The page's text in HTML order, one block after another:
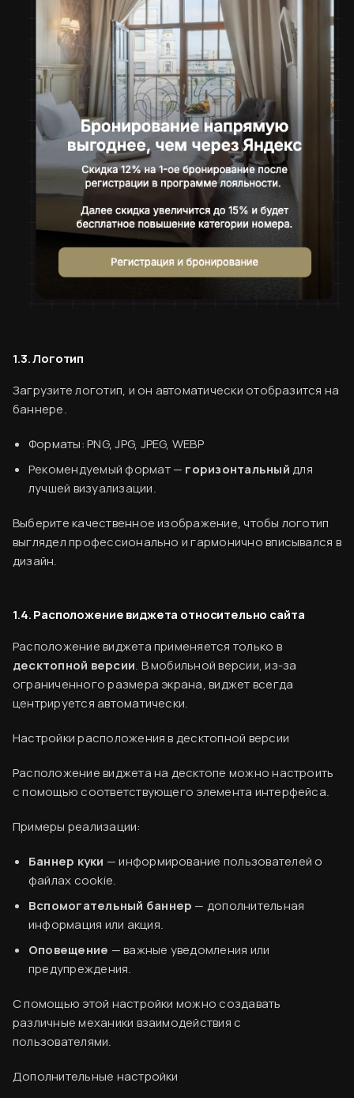
Вводная информация
База знаний
Создание аккаунта
Код виджета
1.3. Логотип
Загрузите логотип, и он автоматически отобразится на
баннере.
Форматы: PNG, JPG, JPEG, WEBP
Рекомендуемый формат — горизонтальныйдля
лучшей визуализации.
Выберите качественное изображение, чтобы логотип
выглядел профессионально и гармонично вписывался в
дизайн.
1.4. Расположение виджета относительно сайта
Расположение виджета применяется только в
десктопной версии. В мобильной версии, из-за
ограниченного размера экрана, виджет всегда
центрируется автоматически.
Настройки расположения в десктопной версии
Расположение виджета на десктопе можно настроить
с помощью соответствующего элемента интерфейса.
Примеры реализации:
Баннер куки — информирование пользователей о
файлах cookie.
Вспомогательный баннер — дополнительная
информация или акция.
Оповещение — важные уведомления или
предупреждения.
С помощью этой настройки можно создавать
различные механики взаимодействия с
пользователями.
Дополнительные настройки
Финальный ужин Два шефа – одна кухня
Хотите приобщиться к миру высокой кухни и
стать частью события?
Подробнее